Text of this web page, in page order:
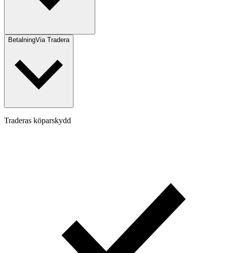
BetalningVia Tradera
Traderas köparskydd